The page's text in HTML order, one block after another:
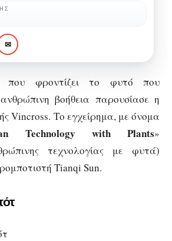
ρομπότ που
πόδια όταν το
✉
που φροντίζει το φυτό που
βοήθεια παρουσίασε η
Vincross. Το εγχείρημα, με όνομα
Technology with Plants»
τεχνολογίας με φυτά)
Tianqi Sun.